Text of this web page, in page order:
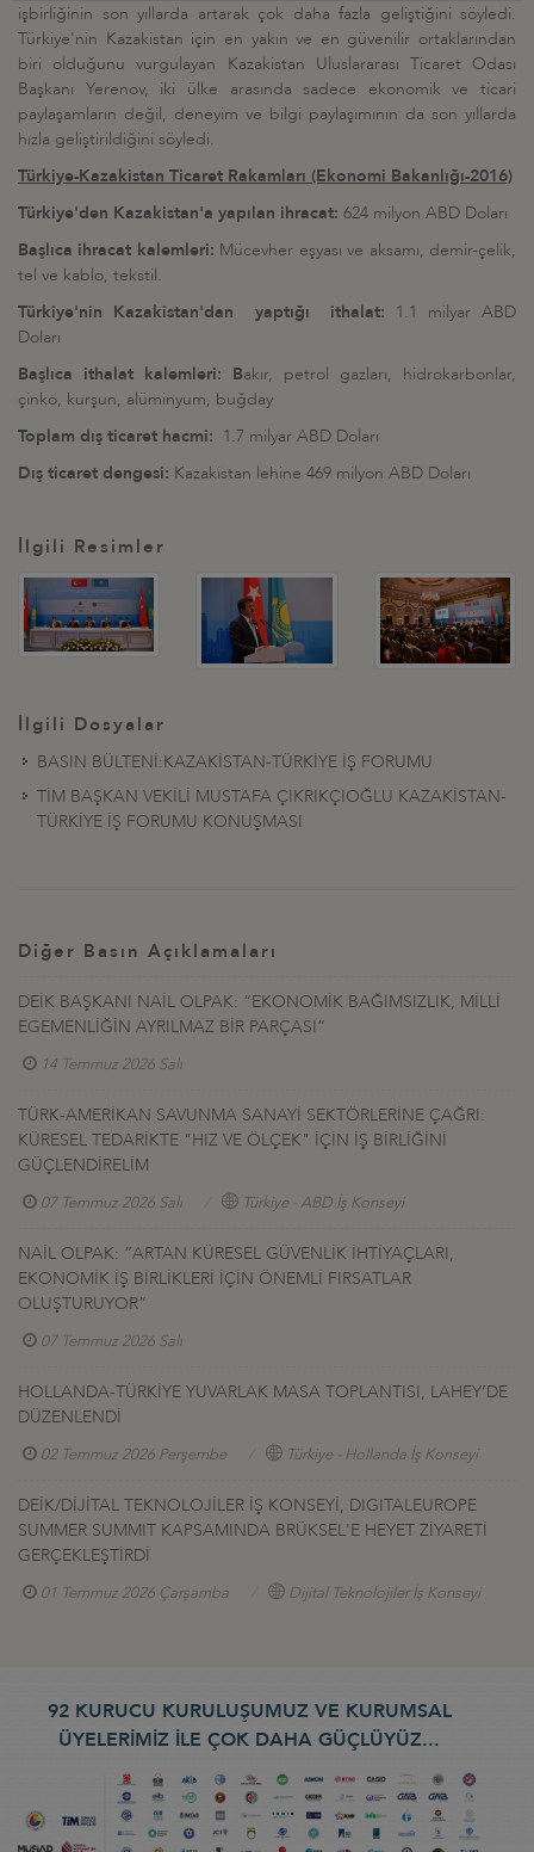
işbirliğinin son yıllarda artarak çok daha fazla geliştiğini söyledi.
Türkiye'nin Kazakistan için en yakın ve en güvenilir ortaklarından
biri olduğunu vurgulayan Kazakistan Uluslararası Ticaret Odası
Başkanı Yerenov, iki ülke arasında sadece ekonomik ve ticari
paylaşamların değil, deneyim ve bilgi paylaşımının da son yıllarda
hızla geliştirildiğini söyledi.
Türkiye-Kazakistan Ticaret Rakamları (Ekonomi Bakanlığı-2016)
Türkiye'den Kazakistan'a yapılan ihracat: 624 milyon ABD Doları
Başlıca ihracat kalemleri: Mücevher eşyası ve aksamı, demir-çelik,
tel ve kablo, tekstil.
Türkiye'nin Kazakistan'dan yaptığı ithalat: 1.1 milyar ABD
Doları
Başlıca ithalat kalemleri: Bakır, petrol gazları, hidrokarbonlar,
çinko, kurşun, alüminyum, buğday
Toplam dış ticaret hacmi: 1.7 milyar ABD Doları
Dış ticaret dengesi: Kazakistan lehine 469 milyon ABD Doları
İlgili Resimler
İlgili Dosyalar
BASIN BÜLTENİ:KAZAKİSTAN-TÜRKİYE İŞ FORUMU
TİM BAŞKAN VEKİLİ MUSTAFA ÇIKRIKÇIOĞLU KAZAKİSTAN-
TÜRKİYE İŞ FORUMU KONUŞMASI
Diğer Basın Açıklamaları
DEİK BAŞKANI NAİL OLPAK: “EKONOMİK BAĞIMSIZLIK, MİLLİ
EGEMENLİĞİN AYRILMAZ BİR PARÇASI”
14 Temmuz 2026 Salı
TÜRK-AMERİKAN SAVUNMA SANAYİ SEKTÖRLERİNE ÇAĞRI:
KÜRESEL TEDARİKTE "HIZ VE ÖLÇEK" İÇİN İŞ BİRLİĞİNİ
GÜÇLENDİRELİM
07 Temmuz 2026 Salı Türkiye - ABD İş Konseyi
NAİL OLPAK: “ARTAN KÜRESEL GÜVENLİK İHTİYAÇLARI,
EKONOMİK İŞ BİRLİKLERİ İÇİN ÖNEMLİ FIRSATLAR
OLUŞTURUYOR”
07 Temmuz 2026 Salı
HOLLANDA-TÜRKİYE YUVARLAK MASA TOPLANTISI, LAHEY’DE
DÜZENLENDİ
02 Temmuz 2026 Perşembe Türkiye - Hollanda İş Konseyi
DEİK/DİJİTAL TEKNOLOJİLER İŞ KONSEYİ, DIGITALEUROPE
SUMMER SUMMIT KAPSAMINDA BRÜKSEL'E HEYET ZİYARETİ
GERÇEKLEŞTİRDİ
01 Temmuz 2026 Çarşamba Dijital Teknolojiler İş Konseyi
92 KURUCU KURULUŞUMUZ VE KURUMSAL
ÜYELERİMİZ İLE ÇOK DAHA GÜÇLÜYÜZ...